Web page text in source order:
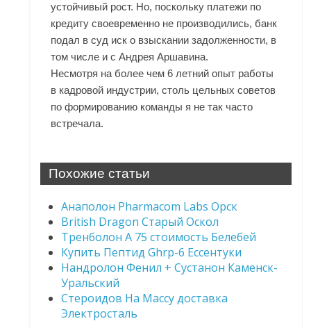
устойчивый рост. Но, поскольку платежи по
кредиту своевременно не производились, банк
подал в суд иск о взыскании задолженности, в
том числе и с Андрея Аршавина.
Несмотря на более чем 6 летний опыт работы
в кадровой индустрии, столь цельных советов
по формированию команды я не так часто
встречала.
Похожие статьи
Анаполон Pharmacom Labs Орск
British Dragon Старый Оскол
Тренболон A 75 стоимость Белебей
Купить Пептид Ghrp-6 Ессентуки
Нандролон Фенил + Сустанон Каменск-
Уральский
Стероидов На Массу доставка
Электросталь